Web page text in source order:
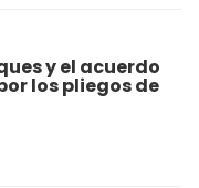
y el acuerdo
los pliegos de